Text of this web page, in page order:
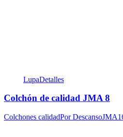
LupaDetalles
Colchón de calidad JMA 8
Colchones calidadPor